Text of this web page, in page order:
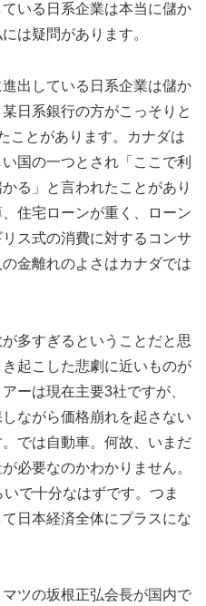
いる日系企業は本当に儲か
は疑問があります。
出している日系企業は儲か
日系銀行の方がこっそりと
ことがあります。カナダは
国の一つとされ「ここで利
る」と言われたことがあり
住宅ローンが重く、ローン
ス式の消費に対するコンサ
金離れのよさはカナダでは
多すぎるということだと思
起こした悲劇に近いものが
ーは現在主要3社ですが、
ながら価格崩れを起さない
では自動車。何故、いまだ
必要なのかわかりません。
で十分なはずです。つま
日本経済全体にプラスにな
ツの坂根正弘会長が国内で